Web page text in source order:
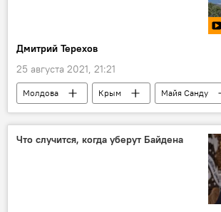
Дмитрий Терехов
25 августа 2021, 21:21
Молдова Крым
Майя Санду
В Молдове
Россия Подкасты
Что случится, когда уберут Байдена